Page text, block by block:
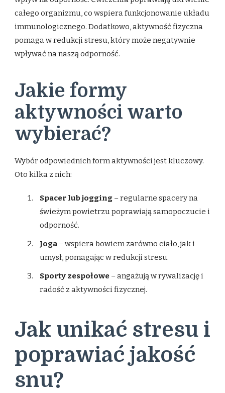
całego organizmu, co wspiera funkcjonowanie układu
immunologicznego. Dodatkowo, aktywność fizyczna
pomaga w redukcji stresu, który może negatywnie
wpływać na naszą odporność.
Jakie formy
aktywności warto
wybierać?
Wybór odpowiednich form aktywności jest kluczowy.
Oto kilka z nich:
Spacer lub jogging – regularne spacery na
świeżym powietrzu poprawiają samopoczucie i
odporność.
Joga – wspiera bowiem zarówno ciało, jak i
umysł, pomagając w redukcji stresu.
Sporty zespołowe – angażują w rywalizację i
radość z aktywności fizycznej.
Jak unikać stresu i
poprawiać jakość
snu?